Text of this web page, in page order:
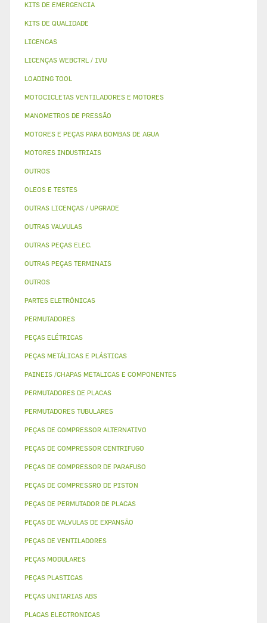
KITS DE EMERGENCIA
KITS DE QUALIDADE
LICENCAS
LICENÇAS WEBCTRL / IVU
LOADING TOOL
MOTOCICLETAS VENTILADORES E MOTORES
MANOMETROS DE PRESSÃO
MOTORES E PEÇAS PARA BOMBAS DE AGUA
MOTORES INDUSTRIAIS
OUTROS
OLEOS E TESTES
OUTRAS LICENÇAS / UPGRADE
OUTRAS VALVULAS
OUTRAS PEÇAS ELEC.
OUTRAS PEÇAS TERMINAIS
OUTROS
PARTES ELETRÔNICAS
PERMUTADORES
PEÇAS ELÉTRICAS
PEÇAS METÁLICAS E PLÁSTICAS
PAINEIS /CHAPAS METALICAS E COMPONENTES
PERMUTADORES DE PLACAS
PERMUTADORES TUBULARES
PEÇAS DE COMPRESSOR ALTERNATIVO
PEÇAS DE COMPRESSOR CENTRIFUGO
PEÇAS DE COMPRESSOR DE PARAFUSO
PEÇAS DE COMPRESSRO DE PISTON
PEÇAS DE PERMUTADOR DE PLACAS
PEÇAS DE VALVULAS DE EXPANSÃO
PEÇAS DE VENTILADORES
PEÇAS MODULARES
PEÇAS PLASTICAS
PEÇAS UNITARIAS ABS
PLACAS ELECTRONICAS